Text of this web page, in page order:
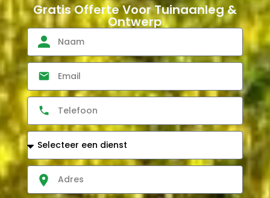
Gratis Offerte Voor Tuinaanleg &
Ontwerp